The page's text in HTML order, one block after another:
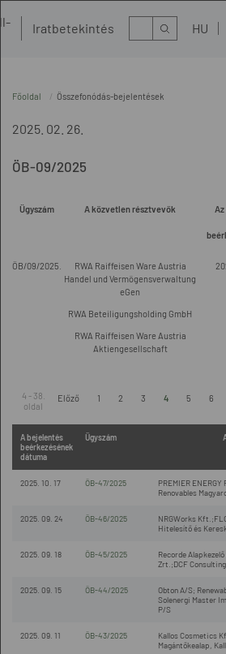
Iratbetekintés Kereső HU
Főoldal Összefonódás-bejelentések
2025. 02. 26.
ÖB-09/2025
Ügyszám A közvetlen résztvevők
ÖB/09/2025.
RWA Raiffeisen Ware Austria
Handel und Vermögensverwaltung
eGen
RWA Beteiligungsholding GmbH
RWA Raiffeisen Ware Austria
Aktiengesellschaft
4 - 38.
oldal
Előző 1 2 3 4 5 6
A bejelentés
beérkezésének
dátuma
Ügyszám
2025. 10. 17 ÖB-47/2025
PREMIER
Renovables
2025. 09. 24 ÖB-46/2025
NRGWorks
Hitelesítő és
2025. 09. 18 ÖB-45/2025
Recorde
Zrt.;DCF
2025. 09. 15 ÖB-44/2025
Obton A/S;
Solenergi Master
P/S
2025. 09. 11 ÖB-43/2025
Kallos Cosmetics
Magántőkealap,